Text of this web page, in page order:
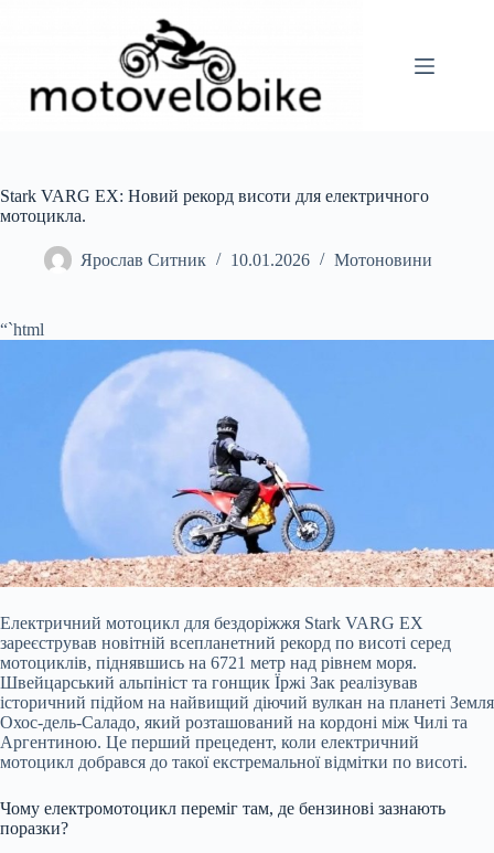
Stark VARG EX: Новий рекорд висоти для електричного
мотоцикла.
Ярослав Ситник 10.01.2026 Мотоновини
“`html
Електричний мотоцикл для бездоріжжя Stark VARG EX
зареєстрував новітній всепланетний рекорд по висоті серед
мотоциклів, піднявшись на 6721 метр над рівнем моря.
Швейцарський альпініст та гонщик Їржі Зак реалізував
історичний підйом на найвищий діючий вулкан на планеті Земля
Охос-дель-Саладо, який розташований на кордоні між Чилі та
Аргентиною. Це перший прецедент, коли електричний
мотоцикл добрався до такої екстремальної відмітки по висоті.
Чому електромотоцикл переміг там, де бензинові зазнають
поразки?